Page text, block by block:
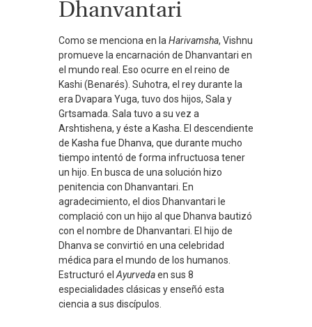
Dhanvantari
Como se menciona en la Harivamsha, Vishnu
promueve la encarnación de Dhanvantari en
el mundo real. Eso ocurre en el reino de
Kashi (Benarés). Suhotra, el rey durante la
era Dvapara Yuga, tuvo dos hijos, Sala y
Grtsamada. Sala tuvo a su vez a
Arshtishena, y éste a Kasha. El descendiente
de Kasha fue Dhanva, que durante mucho
tiempo intentó de forma infructuosa tener
un hijo. En busca de una solución hizo
penitencia con Dhanvantari. En
agradecimiento, el dios Dhanvantari le
complació con un hijo al que Dhanva bautizó
con el nombre de Dhanvantari. El hijo de
Dhanva se convirtió en una celebridad
médica para el mundo de los humanos.
Estructuró el Ayurvedaen sus 8
especialidades clásicas y enseñó esta
ciencia a sus discípulos.